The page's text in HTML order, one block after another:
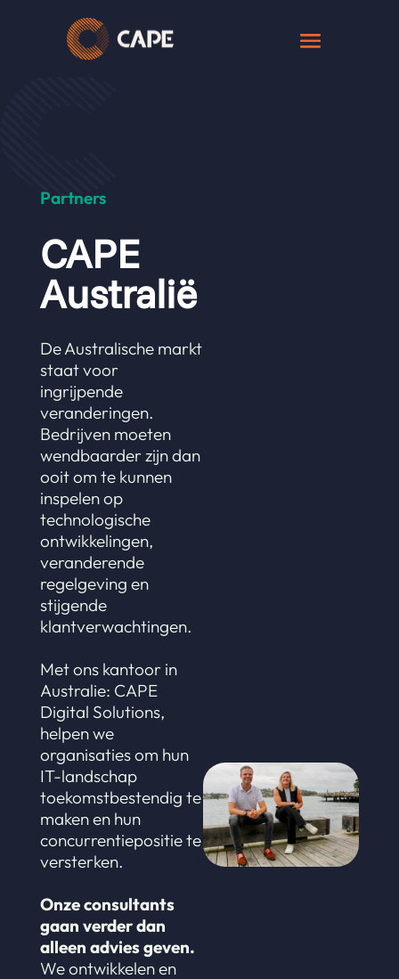
Partners
CAPE
Australië
De Australische markt
staat voor
ingrijpende
veranderingen.
Bedrijven moeten
wendbaarder zijn dan
ooit om te kunnen
inspelen op
technologische
ontwikkelingen,
veranderende
regelgeving en
stijgende
klantverwachtingen.
Met ons kantoor in
Australie: CAPE
Digital Solutions,
helpen we
organisaties om hun
IT-landschap
toekomstbestendig te
maken en hun
concurrentiepositie te
versterken.
Onze consultants
gaan verder dan
alleen advies geven.
We ontwikkelen en